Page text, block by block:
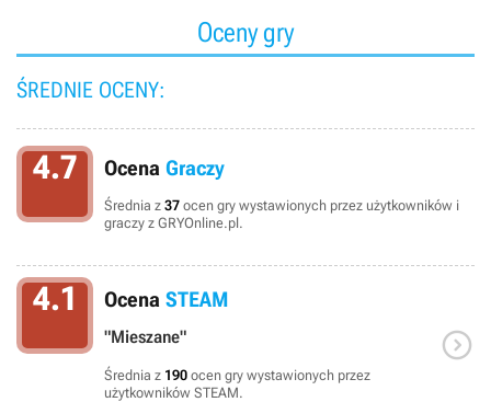
Oceny gry
ŚREDNIE OCENY:
4.7 Ocena Graczy
Średnia z 37 ocen gry wystawionych przez użytkowników i
graczy z GRYOnline.pl.
4.1 Ocena STEAM
"Mieszane"
Średnia z 190 ocen gry wystawionych przez
użytkowników STEAM.
